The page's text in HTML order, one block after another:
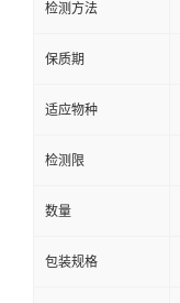
检测方法
保质期
适应物种
检测限
数量
包装规格